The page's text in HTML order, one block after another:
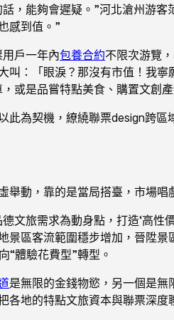
，能夠會遲疑。”河北滄州游
感到值。”
戶一年內包養合約不限次游覽
叫：「眼淚？那沒有市值！我
或是品嘗特點美食、購置文創
為契機，繚繞聯票design跨
舉動，靠的是當局搭臺，市場唱
文旅需求為動身點，打造‘高
區客流範圍穩步增加，晉陞
“體驗花費型”轉型。
是無限的金錢物慾，另一個是
各地的特點文旅資本與聯票深度